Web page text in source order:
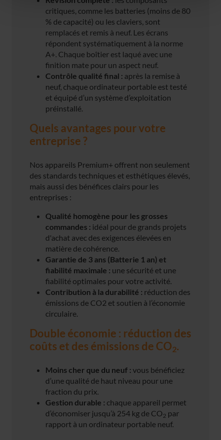
critiques, comme les batteries (moins de 80
% de capacité) ou les claviers, sont
remplacés et remis à neuf. Les écrans
répondent systématiquement à la norme
A+. Chaque boîtier est laqué avec une
finition mate pour un aspect neuf.
Contrôle qualité final : après la remise à
neuf, chaque ordinateur portable est testé
et équipé d’un système d’exploitation
préinstallé.
Quels avantages pour votre
entreprise ?
Nos appareils Premium+ offrent non seulement
des standards techniques et esthétiques élevés,
mais aussi des bénéfices clairs pour les
entreprises :
Qualité homogène pour les grosses
commandes : idéal pour de grands projets
d'achat avec des exigences élevées en
matière de cohérence.
Garantie de 3 ans (Batterie 1 an) et
fiabilité maximale : une sécurité et une
fiabilité optimales pour votre activité.
Contribution à la durabilité : réduction des
émissions de CO2 et soutien à l’économie
circulaire.
Double économie : réduction des
coûts et des émissions de CO2.
Moins cher que du neuf : vous bénéficiez
d’une qualité de haut niveau pour une
fraction du prix.
Gestion durable : chaque appareil permet
d’économiser jusqu’à 254 kg de CO2 par
rapport à un ordinateur portable neuf.